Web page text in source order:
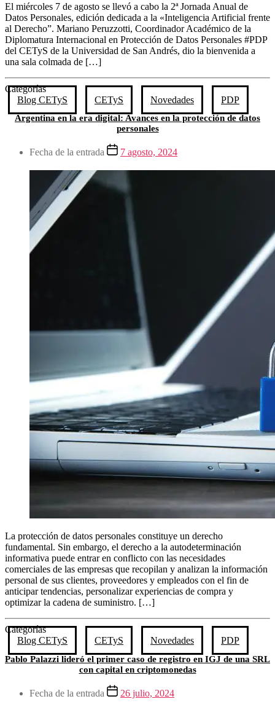
El miércoles 7 de agosto se llevó a cabo la 2ª Jornada Anual de
Datos Personales, edición dedicada a la «Inteligencia Artificial frente
al Derecho”. Mariano Peruzzotti, Coordinador Académico de la
Diplomatura Internacional en Protección de Datos Personales #PDP
del CETyS de la Universidad de San Andrés, dio la bienvenida a
una sala colmada de […]
Categorías
Blog CETyS
CETyS Novedades PDP
Argentina en la era digital: Avances en la protección de datos
personales
Fecha de la entrada 7 agosto, 2024
La protección de datos personales constituye un derecho
fundamental. Sin embargo, el derecho a la autodeterminación
informativa puede entrar en conflicto con las necesidades
comerciales de las empresas que recopilan y analizan la información
personal de sus clientes, proveedores y empleados con el fin de
anticipar tendencias, personalizar experiencias de compra y
optimizar la cadena de suministro. […]
Categorías
Blog CETyS
CETyS Novedades PDP
Pablo Palazzi⁩ lideró el primer caso de registro en IGJ de una SRL
con capital en criptomonedas
Fecha de la entrada 26 julio, 2024